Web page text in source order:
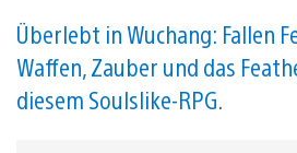
Überlebt in Wuchang: Fallen
Waffen, Zauber und das
diesem Soulslike-RPG.